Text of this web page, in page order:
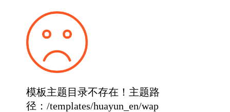
模板主题目录不存在！主题路
径：/templates/huayun_en/wap